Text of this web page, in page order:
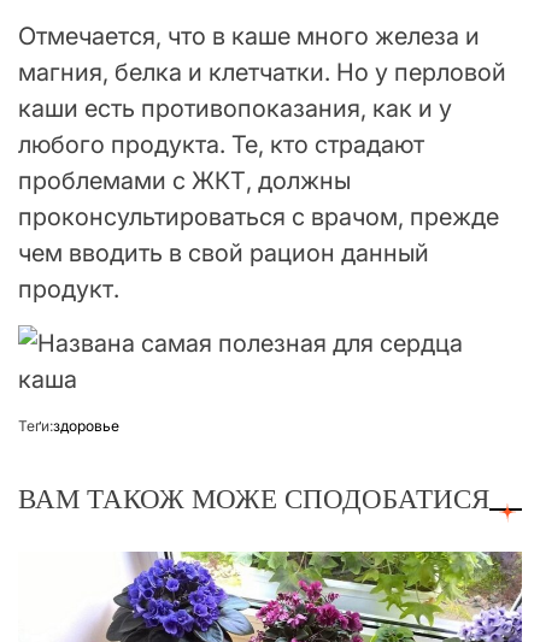
Отмечается, что в каше много железа и
магния, белка и клетчатки. Но у перловой
каши есть противопоказания, как и у
любого продукта. Те, кто страдают
проблемами с ЖКТ, должны
проконсультироваться с врачом, прежде
чем вводить в свой рацион данный
продукт.
Теґи:здоровье
ВАМ ТАКОЖ МОЖЕ СПОДОБАТИСЯ